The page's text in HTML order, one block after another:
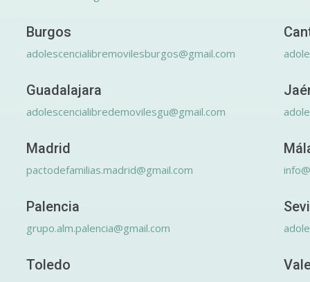
Burgos
adolescencialibremovilesburgos@gmail.com
Guadalajara
adolescencialibredemovilesgu@gmail.com
Madrid
pactodefamilias.madrid@gmail.com
Palencia
grupo.alm.palencia@gmail.com
Toledo